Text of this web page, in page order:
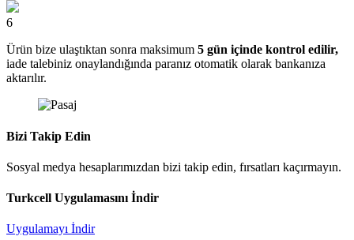
6
Ürün bize ulaştıktan sonra maksimum 5 gün içinde kontrol edilir,
iade talebiniz onaylandığında paranız otomatik olarak bankanıza
aktarılır.
Bizi Takip Edin
Sosyal medya hesaplarımızdan bizi takip edin, fırsatları kaçırmayın.
Turkcell Uygulamasını İndir
Uygulamayı İndir